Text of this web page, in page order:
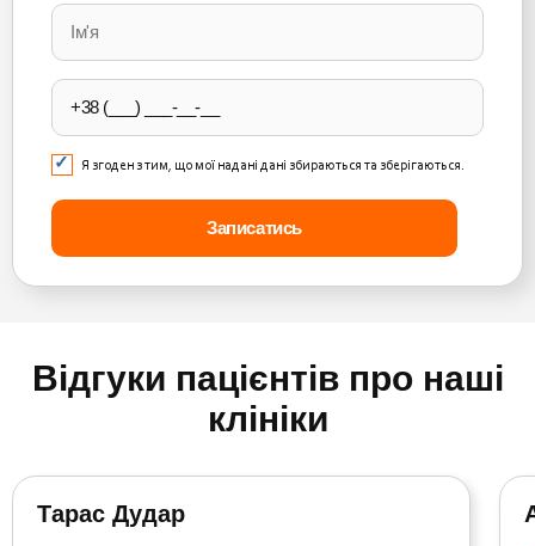
leave
this
field
empty.
Я згоден з тим, що мої надані дані збираються та зберігаються.
Відгуки пацієнтів про наші
клініки
Тарас Дудар